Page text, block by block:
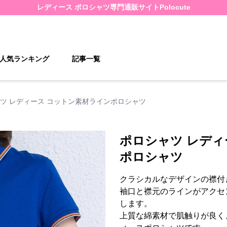
レディース ポロシャツ専門通販サイト Polocute
気ランキング 記事一覧
レディース コットン素材ラインポロシャツ
ポロシャツ レデ
ポロシャツ
クラシカルなデザインの襟
袖口と襟元のラインがアク
します。
上質な綿素材で肌触りが良